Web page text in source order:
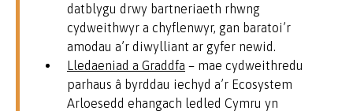
datblygu drwy bartneriaeth rhwng
cydweithwyr a chyflenwyr, gan baratoi’r
amodau a’r diwylliant ar gyfer newid.
Lledaeniad a Graddfa – mae cydweithredu
parhaus â byrddau iechyd a’r Ecosystem
Arloesedd ehangach ledled Cymru yn